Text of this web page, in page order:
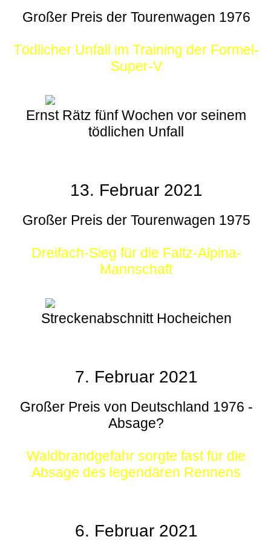
Großer Preis der Tourenwagen 1976
Tödlicher Unfall im Training der Formel-
Super-V
Ernst Rätz fünf Wochen vor seinem
tödlichen Unfall
13. Februar 2021
Großer Preis der Tourenwagen 1975
Dreifach-Sieg für die Faltz-Alpina-
Mannschaft
Streckenabschnitt Hocheichen
7. Februar 2021
Großer Preis von Deutschland 1976 -
Absage?
Waldbrandgefahr sorgte fast für die
Absage des legendären Rennens
6. Februar 2021